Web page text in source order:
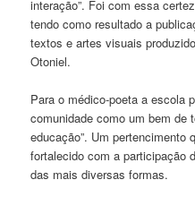
interação”. Foi com essa
tendo como resultado a
textos e artes visuais
Otoniel.
Para o médico-poeta a escola
comunidade como um bem de
educação”. Um pertencimento
fortalecido com a participação
das mais diversas formas.